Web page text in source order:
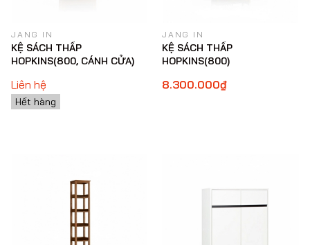
JANG IN
KỆ SÁCH THẤP
HOPKINS(800, CÁNH CỬA)
Liên hệ
Hết hàng
JANG IN
KỆ SÁCH THẤP
HOPKINS(800)
8.300.000₫